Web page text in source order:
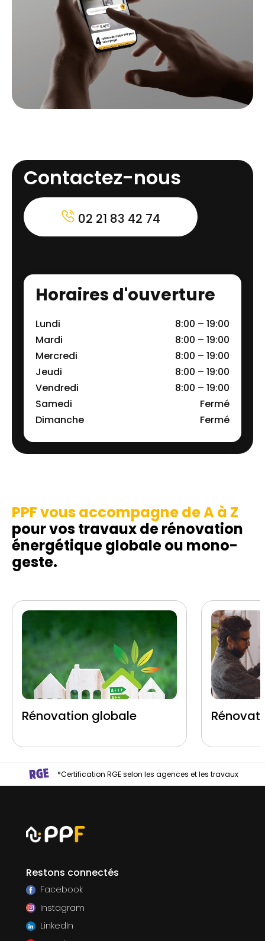
Contactez-nous
02 21 83 42 74
Horaires d'ouverture
Lundi
8:00 – 19:00
Mardi
8:00 – 19:00
Mercredi
8:00 – 19:00
Jeudi
8:00 – 19:00
Vendredi
8:00 – 19:00
Samedi
Fermé
Dimanche
Fermé
PPF vous accompagne de A à Z
pour vos travaux de rénovation
énergétique globale ou mono-
geste.
Rénovation globale
*Certification RGE selon les agences et les travaux
Restons connectés
Facebook
Instagram
LinkedIn